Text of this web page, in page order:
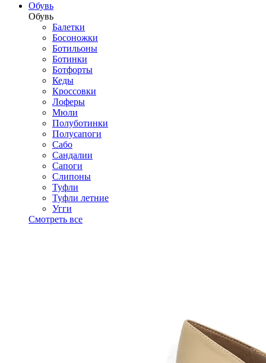
Обувь
Обувь
Балетки
Босоножки
Ботильоны
Ботинки
Ботфорты
Кеды
Кроссовки
Лоферы
Мюли
Полуботинки
Полусапоги
Сабо
Сандалии
Сапоги
Слипоны
Туфли
Туфли летние
Угги
Смотреть все